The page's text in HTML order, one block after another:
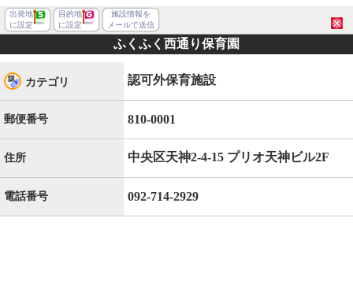
出発地
に設定
目的地
に設定
施設情報を
メールで送信
ふくふく西通り保育園
カテゴリ 認可外保育施設
郵便番号 810-0001
住所 中央区天神2-4-15 プリオ天神ビル2F
電話番号 092-714-2929